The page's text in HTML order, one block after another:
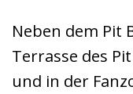
Neben dem Pit
Terrasse des
und in der